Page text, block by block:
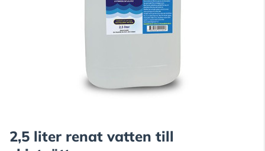
2,5 liter renat vatten till